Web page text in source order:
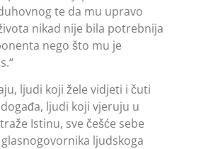
te da mu upravo
nikad nije bila potrebnija
nego što mu je
ljudi koji žele vidjeti i čuti
ljudi koji vjeruju u
Istinu, sve češće sebe
ljudskoga